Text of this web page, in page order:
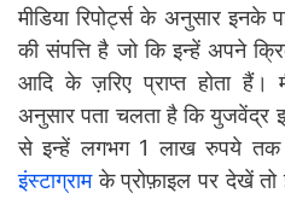
मीडिया रिपोर्ट्स के अनुसार इनके
की संपत्ति है जो कि इन्हें अपने
आदि के ज़रिए प्राप्त होता हैं।
अनुसार पता चलता है कि युजवेंद्र
से इन्हें लगभग 1 लाख रुपये तक
इंस्टाग्रामके प्रोफ़ाइल पर देखें तो